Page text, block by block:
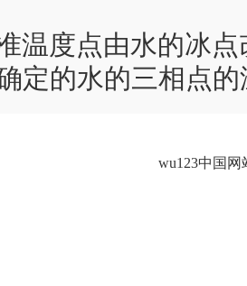
温度点由水的冰
定的水的三相点
wu123中国网